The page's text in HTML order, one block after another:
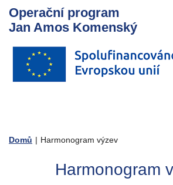
Operační program
Jan Amos Komenský
Domů | Harmonogram výzev
Harmonogram